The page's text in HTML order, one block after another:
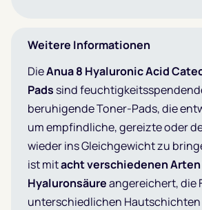
Weitere Informationen
DieAnua 8 Hyaluronic Acid
Pads sind
beruhigende Toner-Pads, die
um empfindliche, gereizte oder
wieder ins Gleichgewicht zu
ist mitacht verschiedenen Arten
Hyaluronsäureangereichert, die
unterschiedlichen